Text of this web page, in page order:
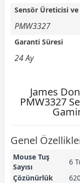
Sensör Üreticisi
PMW3327
Garanti Süresi
24 Ay
James
PMW3327
Genel
Mouse Tuş
Sayısı
6
Çözünürlük